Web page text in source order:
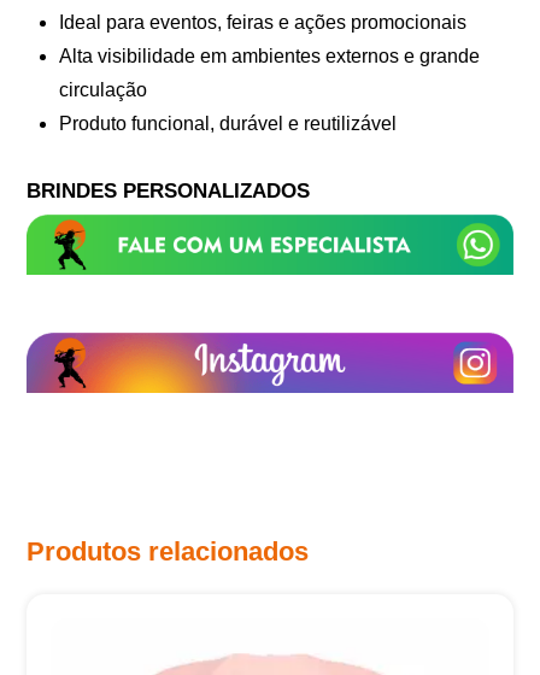
Ideal para eventos, feiras e ações promocionais
Alta visibilidade em ambientes externos e grande
circulação
Produto funcional, durável e reutilizável
BRINDES PERSONALIZADOS
Produtos relacionados